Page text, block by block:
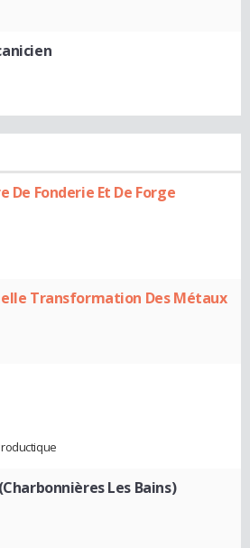
De Fonderie Et De Forge
Transformation Des Métaux
Les Bains)